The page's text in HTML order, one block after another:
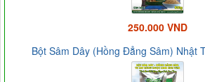
250.000 VND
Bột Sâm Dây (Hồng Đẳng Sâm) Nhật